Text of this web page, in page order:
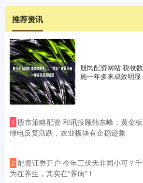
推荐资讯
股民配资网站 税收
施一年多来成效明显
1 股市策略配资 和讯投顾韩东峰：黄金
绿电反复活跃，农业板块有企稳迹象
2 配资证券开户 今年三伏天非同小可？
为在养生，其实在“养病”！